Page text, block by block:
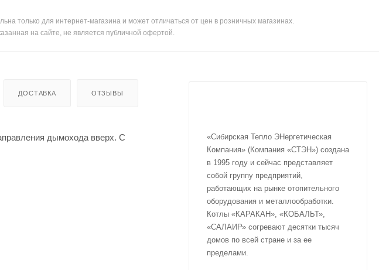
только для интернет-магазина и может отличаться от цен в розничных магазинах.
на сайте, не является публичной офертой.
ДОСТАВКА ОТЗЫВЫ
дымохода вверх. С
«Сибирская Тепло ЭНергетическая
Компания» (Компания «СТЭН») создана
в 1995 году и сейчас представляет
собой группу предприятий,
работающих на рынке отопительного
оборудования и металлообработки.
Котлы «КАРАКАН», «КОБАЛЬТ»,
«САЛАИР» согревают десятки тысяч
домов по всей стране и за ее
пределами.